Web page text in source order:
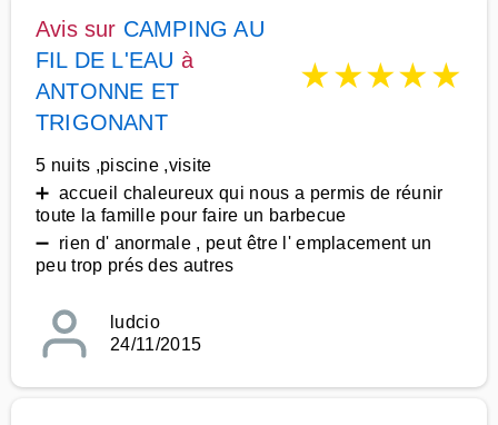
Avis sur CAMPING AU
FIL DE L'EAU à
ANTONNE ET
TRIGONANT
★★★★★
5 nuits ,piscine ,visite
➕ accueil chaleureux qui nous a permis de réunir
toute la famille pour faire un barbecue
➖ rien d' anormale , peut être l' emplacement un
peu trop prés des autres
ludcio
24/11/2015